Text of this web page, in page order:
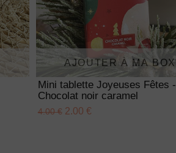
AJOUTER À MA BOX
Mini tablette Joyeuses Fêtes -
Chocolat noir caramel
4.00 €2.00 €